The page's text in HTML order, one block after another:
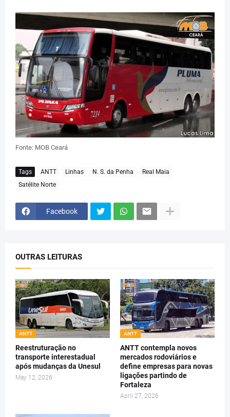
Fonte: MOB Ceará
Tags ANTT Linhas N. S. da Penha
Real Maia
Satélite Norte
Facebook
OUTRAS LEITURAS
ANTT
Reestruturação no
transporte interestadual
após mudanças da Unesul
May 12, 2026
ANTT
ANTT contempla novos
mercados rodoviários e
define empresas para novas
ligações partindo de
Fortaleza
April 27, 2026